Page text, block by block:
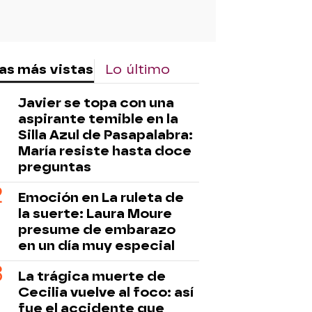
más vistas Lo último
Javier se topa con una
aspirante temible en la
Silla Azul de Pasapalabra:
María resiste hasta doce
preguntas
Emoción en La ruleta de
la suerte: Laura Moure
presume de embarazo
en un día muy especial
La trágica muerte de
Cecilia vuelve al foco: así
fue el accidente que